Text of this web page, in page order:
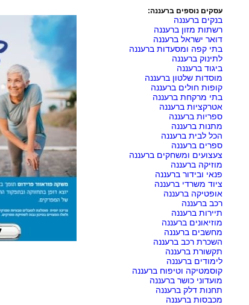
עסקים נוספים ברעננה:
בנקים ברעננה
רשתות מזון ברעננה
דואר ישראל ברעננה
בתי קפה ומסעדות ברעננה
לתינוק ברעננה
ביגוד ברעננה
מוסדות שלטון ברעננה
קופות חולים ברעננה
בתי מרקחת ברעננה
אטרקציות ברעננה
ספריות ברעננה
מתנות ברעננה
הכל לבית ברעננה
ספרים ברעננה
צעצועים ומשחקים ברעננה
מוזיקה ברעננה
פנאי ובידור ברעננה
ציוד משרדי ברעננה
אופטיקה ברעננה
רכב ברעננה
תיירות ברעננה
מוזיאונים ברעננה
מחשבים ברעננה
השכרת רכב ברעננה
תקשורת ברעננה
לימודים ברעננה
קוסמטיקה וטיפוח ברעננה
מועדוני כושר ברעננה
תחנות דלק ברעננה
מכבסות ברעננה